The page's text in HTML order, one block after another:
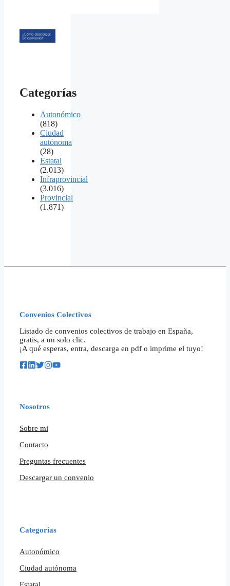
Categorías
Autonómico
(818)
Ciudad
autónoma
(28)
Estatal
(2.013)
Infraprovincial
(3.016)
Provincial
(1.871)
Convenios Colectivos
Listado de convenios colectivos de trabajo en España,
gratis, a un solo clic.
¡A qué esperas, entra, descarga en pdf o imprime el tuyo!
Nosotros
Sobre mi
Contacto
Preguntas frecuentes
Descargar un convenio
Categorías
Autonómico
Ciudad autónoma